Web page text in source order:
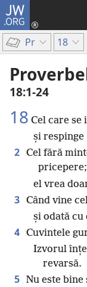
JW.ORG
Pr 18
18:1-24
18 Cel care se
și respinge
2 Cel fără
pricepere;
el vrea
3 Când vine
și odată cu
4 Cuvintele
Izvorul
revarsă.
5 Nu este